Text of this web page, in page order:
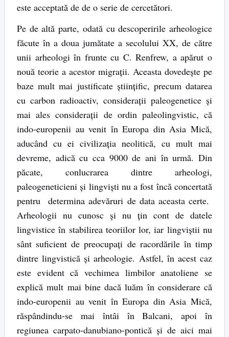
este acceptată de de o serie de cercetători.
Pe de altă parte, odată cu descoperirile arheologice
făcute în a doua jumătate a secolului XX, de către
unii arheologi în frunte cu C. Renfrew, a apărut o
nouă teorie a acestor migrații. Aceasta dovedește pe
baze mult mai justificate științific, precum datarea
cu carbon radioactiv, considerații paleogenetice și
mai ales considerații de ordin paleolingvistic, că
indo-europenii au venit în Europa din Asia Mică,
aducând cu ei civilizația neolitică, cu mult mai
devreme, adică cu cca 9000 de ani în urmă. Din
păcate, conlucrarea dintre arheologi,
paleogeneticieni și lingviști nu a fost încă concertată
pentru determina adevăruri de data aceasta certe.
Arheologii nu cunosc și nu țin cont de datele
lingvistice în stabilirea teoriilor lor, iar lingviștii nu
sânt suficient de preocupați de racordările în timp
dintre lingvistică și arheologie. Astfel, în acest caz
este evident că vechimea limbilor anatoliene se
explică mult mai bine dacă luăm în considerare că
indo-europenii au venit în Europa din Asia Mică,
răspândindu-se mai întâi în Balcani, apoi în
regiunea carpato-danubiano-pontică și de aici mai